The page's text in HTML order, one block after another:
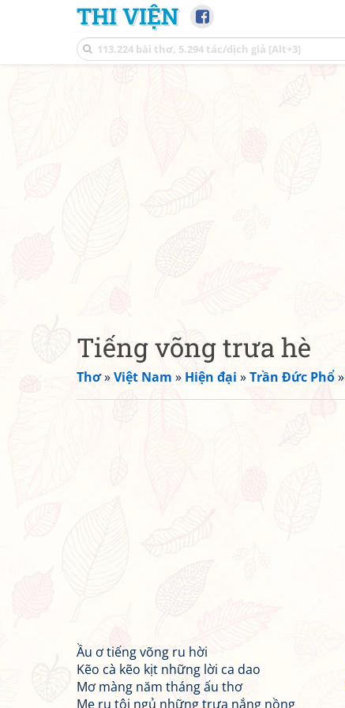
THI VIỆN
Tiếng võng trưa hè
Thơ»Việt Nam » Hiện đại »Trần Đức Phổ»
Ầu ơ tiếng võng ru hời
Kẽo cà kẽo kịt những lời ca dao
Mơ màng năm tháng ấu thơ
Mẹ ru tôi ngủ những trưa nắng nồng